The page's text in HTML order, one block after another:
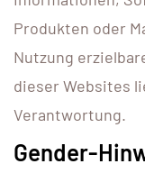
Produkten oder
Nutzung
dieser Websites
Verantwortung.
Gender-